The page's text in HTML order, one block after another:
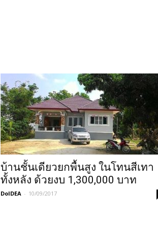
บ้านชั้นเดียวยกพื้นสูง ในโทนสีเทา
ทั้งหลัง ด้วยงบ 1,300,000 บาท
DoIDEA - 10/09/2017